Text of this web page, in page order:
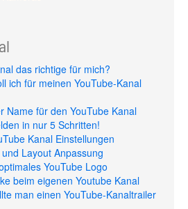
das richtige für mich?
ich für meinen YouTube-Kanal
Name für den YouTube Kanal
in nur 5 Schritten!
Kanal Einstellungen
Layout Anpassung
YouTube Logo
beim eigenen Youtube Kanal
man einen YouTube-Kanaltrailer